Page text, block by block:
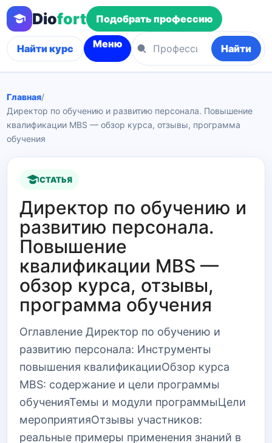
Diofort
Найти
Подобрать профессию
Найти курс Меню
Главная/
Директор по обучению и развитию персонала. Повышение
квалификации MBS — обзор курса, отзывы, программа
обучения
СТАТЬЯ
Директор по обучению и
развитию персонала.
Повышение
квалификации MBS —
обзор курса, отзывы,
программа обучения
Оглавление Директор по обучению и
развитию персонала: Инструменты
повышения квалификацииОбзор курса
MBS: содержание и цели программы
обученияТемы и модули программыЦели
мероприятияОтзывы участников:
реальные примеры применения знаний в